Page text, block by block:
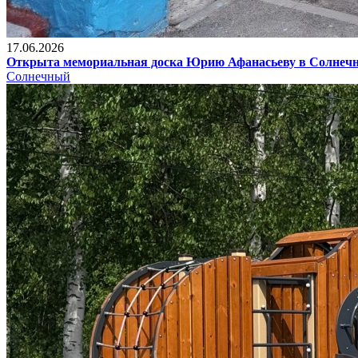
17.06.2026
Открыта мемориальная доска Юрию Афанасьеву в
Солнечный